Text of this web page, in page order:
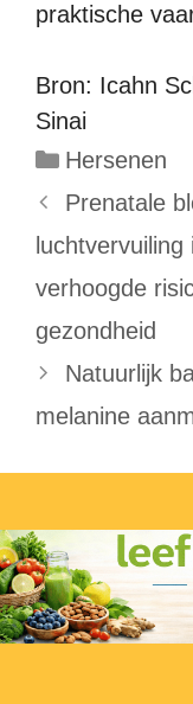
praktische
Bron: Icahn
Sinai
Categorieën
Hersenen
Prenatale
verhoogde
gezondheid
Natuurlijk
melanine